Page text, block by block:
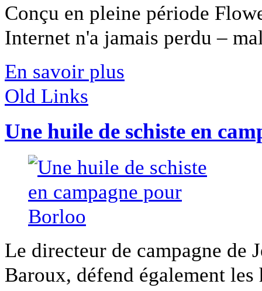
Conçu en pleine période
Internet n'a jamais perdu –
En savoir plus
Old Links
Une huile de schiste en
Le directeur de campagne de
Baroux, défend également